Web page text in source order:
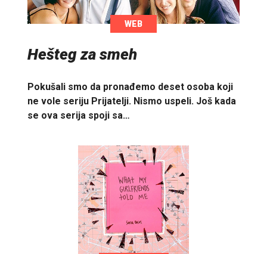
WEB
Hešteg za smeh
Pokušali smo da pronađemo deset osoba koji
ne vole seriju Prijatelji. Nismo uspeli. Još kada
se ova serija spoji sa…